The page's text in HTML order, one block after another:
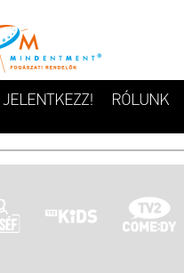
JELENTKEZZ! RÓLUNK